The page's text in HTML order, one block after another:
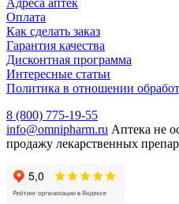
Оплата
Как сделать заказ
Гарантия качества
Дисконтная программа
Интересные статьи
Политика в отношении
8 (800) 775-19-55
info@omnipharm.ru Аптека не
продажу лекарственных